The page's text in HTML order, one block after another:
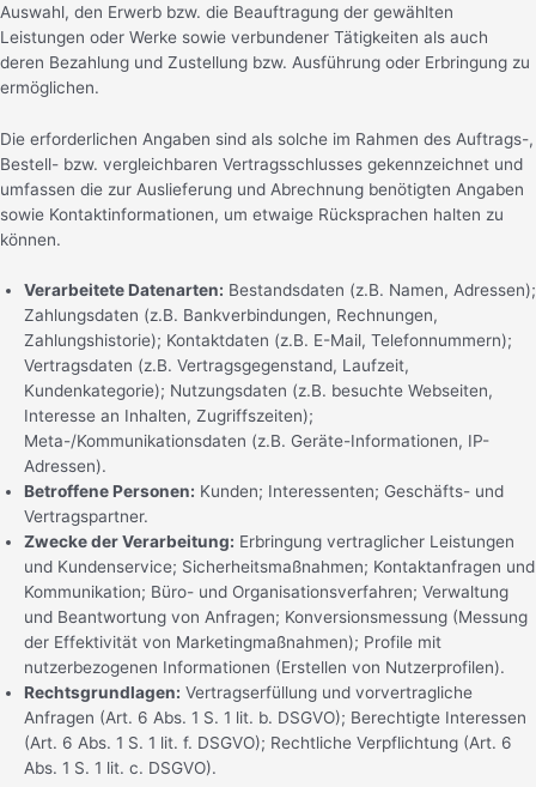
Auswahl, den Erwerb bzw. die Beauftragung der gewählten
Leistungen oder Werke sowie verbundener Tätigkeiten als auch
deren Bezahlung und Zustellung bzw. Ausführung oder Erbringung zu
ermöglichen.
Die erforderlichen Angaben sind als solche im Rahmen des Auftrags-,
Bestell- bzw. vergleichbaren Vertragsschlusses gekennzeichnet und
umfassen die zur Auslieferung und Abrechnung benötigten Angaben
sowie Kontaktinformationen, um etwaige Rücksprachen halten zu
können.
Verarbeitete Datenarten: Bestandsdaten (z.B. Namen, Adressen);
Zahlungsdaten (z.B. Bankverbindungen, Rechnungen,
Zahlungshistorie); Kontaktdaten (z.B. E-Mail, Telefonnummern);
Vertragsdaten (z.B. Vertragsgegenstand, Laufzeit,
Kundenkategorie); Nutzungsdaten (z.B. besuchte Webseiten,
Interesse an Inhalten, Zugriffszeiten);
Meta-/Kommunikationsdaten (z.B. Geräte-Informationen, IP-
Adressen).
Betroffene Personen: Kunden; Interessenten; Geschäfts- und
Vertragspartner.
Zwecke der Verarbeitung: Erbringung vertraglicher Leistungen
und Kundenservice; Sicherheitsmaßnahmen; Kontaktanfragen und
Kommunikation; Büro- und Organisationsverfahren; Verwaltung
und Beantwortung von Anfragen; Konversionsmessung (Messung
der Effektivität von Marketingmaßnahmen); Profile mit
nutzerbezogenen Informationen (Erstellen von Nutzerprofilen).
Rechtsgrundlagen: Vertragserfüllung und vorvertragliche
Anfragen (Art. 6 Abs. 1 S. 1 lit. b. DSGVO); Berechtigte Interessen
(Art. 6 Abs. 1 S. 1 lit. f. DSGVO); Rechtliche Verpflichtung (Art. 6
Abs. 1 S. 1 lit. c. DSGVO).